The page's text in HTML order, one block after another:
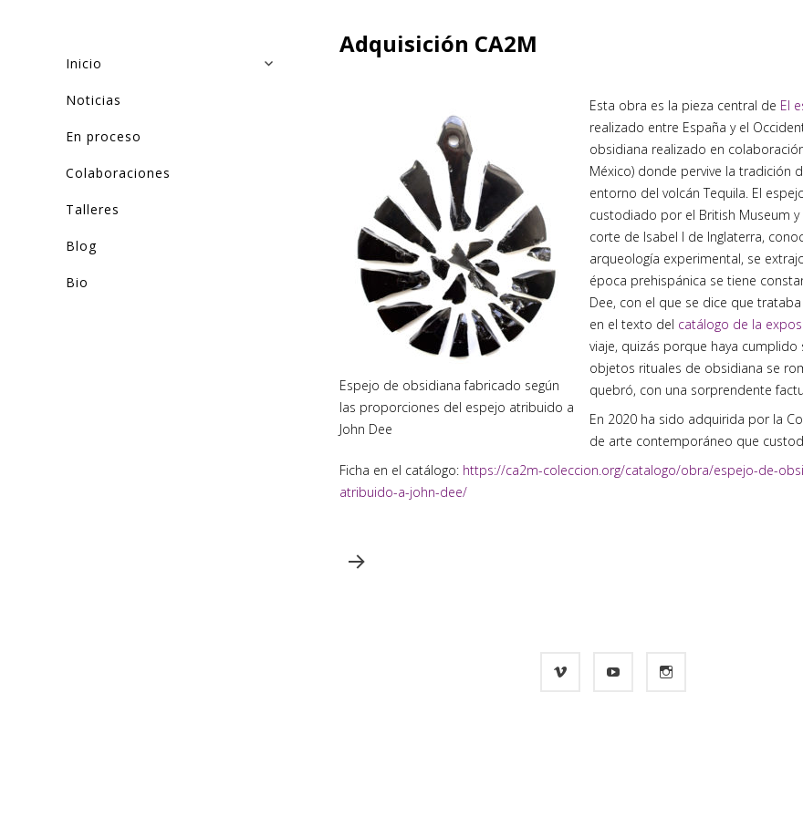
Inicio
Noticias
En proceso
Colaboraciones
Talleres
Blog
Bio
Adquisición CA2M
Espejo de obsidiana fabricado según
las proporciones del espejo atribuido a
John Dee
Esta obra es la pieza central de El
realizado entre España y el
obsidiana realizado en
México) donde pervive la tradición
entorno del volcán Tequila. El
custodiado por el British Museum
corte de Isabel I de Inglaterra,
arqueología experimental, se
época prehispánica se tiene
Dee, con el que se dice que
en el texto del catálogo de la
viaje, quizás porque haya cumplido
objetos rituales de obsidiana se
quebró, con una sorprendente
En 2020 ha sido adquirida por la
de arte contemporáneo que
Ficha en el catálogo: https://ca2m-coleccion.org/catalogo/obra/espejo-de-
atribuido-a-john-dee/